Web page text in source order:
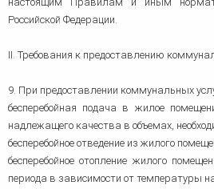
Российской Федерации.
II. Требования к предоставлению
9. При предоставлении коммунальных
бесперебойная подача в жилое
надлежащего качества в объемах,
бесперебойное отведение из жилого
бесперебойное отопление жилого
периода в зависимости от температуры